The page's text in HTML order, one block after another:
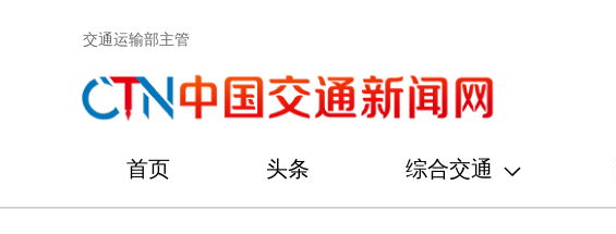
交通运输部主管
首页 头条 综合交通